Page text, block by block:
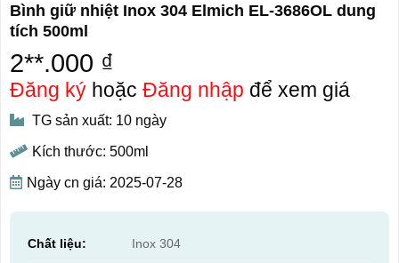
Bình giữ nhiệt Inox 304 Elmich EL-3686OL dung
tích 500ml
2**.000 ₫
Đăng kýhoặc Đăng nhập để xem giá
TG sản xuất: 10 ngày
Kích thước: 500ml
Ngày cn giá: 2025-07-28
Chất liệu: Inox 304